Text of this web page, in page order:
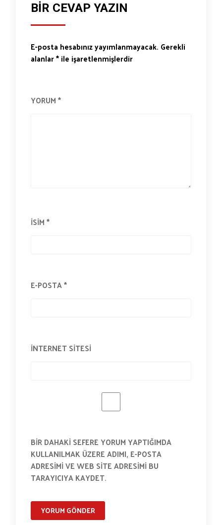
BIR CEVAP YAZIN
E-posta hesabınız yayımlanmayacak. Gerekli
alanlar*ile işaretlenmişlerdir
YORUM*
İSIM*
E-POSTA*
İNTERNET SITESI
BIR DAHAKI SEFERE YORUM YAPTIĞIMDA
KULLANILMAK ÜZERE ADIMI, E-POSTA
ADRESIMI VE WEB SITE ADRESIMI BU
TARAYICIYA KAYDET.